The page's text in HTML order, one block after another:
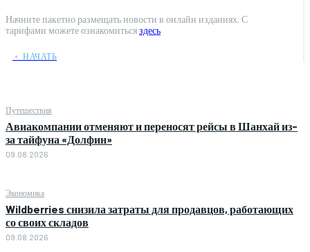
Начните пакетно размещать новости в онлайн изданиях. С
тарифами можете ознакомитьсяздесь
﹢ НАЧАТЬ
Путешествия
Авиакомпании отменяют и переносят рейсы в Шанхай из-
за тайфуна «Долфин»
09.08.2026
Экономика
Wildberries снизила затраты для продавцов, работающих
со своих складов
09.08.2026